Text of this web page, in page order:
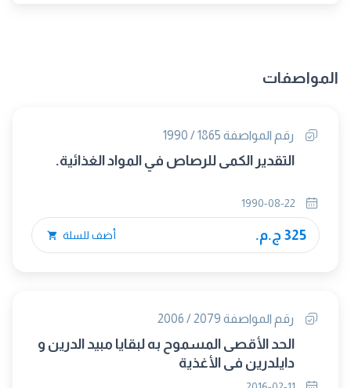
المواصفات
رقم المواصفة 1865 / 1990
التقدير الكمى للرصاص في المواد الغذائية.
325 ج.م. أضف للسلة
رقم المواصفة 2079 / 2006
الحد الأقصى المسموح به لبقايا مبيد الدرين و
دايلدرين في الأغذية